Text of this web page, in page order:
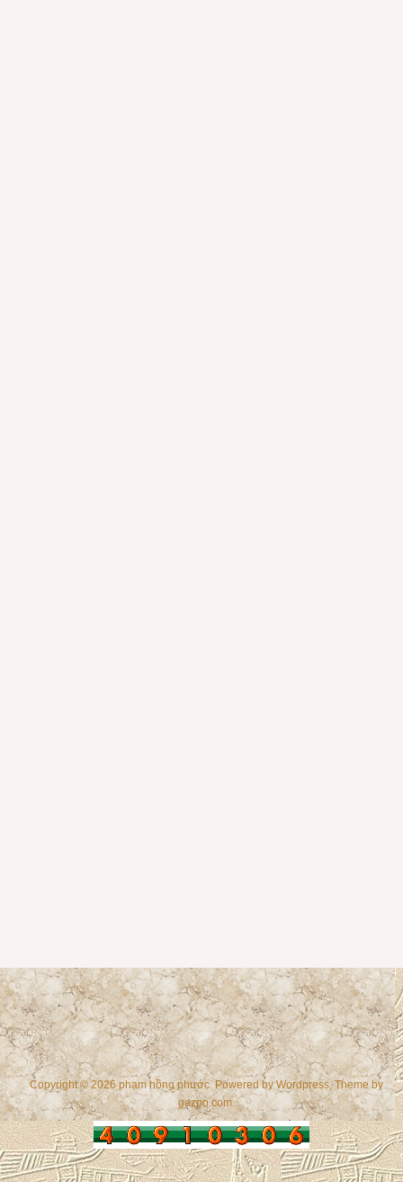
Copyright © 2026 phạm hồng phước. Powered byWordpress, Theme by
gazpo.com.